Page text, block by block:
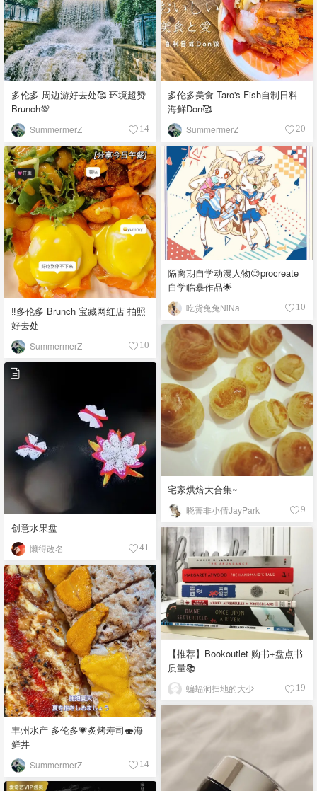
多伦多美食 Taro's Fish自制日料
海鲜Don🥰
SummermerZ 20
多伦多 周边游好去处🥰 环境超赞
Brunch💯
SummermerZ 14
‼️多伦多 Brunch 宝藏网红店 拍照
好去处
SummermerZ 10
隔离期自学动漫人物😉procreate
自学临摹作品🌟
吃货兔兔NiNa 10
宅家烘焙大合集~
晓菁非小倩JayPark 9
创意水果盘
懒得改名 41
【推荐】Bookoutlet 购书+盘点书
质量📚
蝙蝠洞扫地的大少 19
丰州水产 多伦多💗炙烤寿司🍣海
鲜丼
SummermerZ 14